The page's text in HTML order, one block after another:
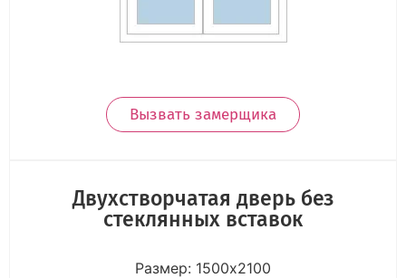
Вызвать замерщика
Двухстворчатая дверь без
стеклянных вставок
Размер: 1500х2100